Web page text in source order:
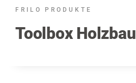
FRILO PRODUKTE
Toolbox Holzbau